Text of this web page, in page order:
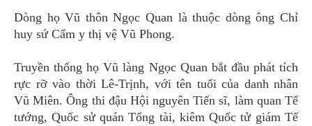
Dòng họ Vũ thôn Ngọc Quan là thuộc dòng ông Chỉ
huy sứ Cẩm y thị vệ Vũ Phong.
Truyền thống họ Vũ làng Ngọc Quan bắt đầu phát tích
rực rỡ vào thời Lê-Trịnh, với tên tuổi của danh nhân
Vũ Miên. Ông thi đậu Hội nguyên Tiến sĩ, làm quan Tể
tướng, Quốc sử quán Tổng tài, kiêm Quốc tử giám Tế